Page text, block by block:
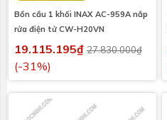
Bồn cầu 1 khối INAX AC-959A nắp
rửa điện tử CW-H20VN
19.115.195₫ 27.830.000₫
(-31%)